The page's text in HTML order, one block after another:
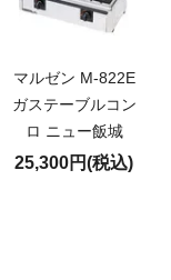
マルゼン M-822E
ガステーブルコン
ロ ニュー飯城
25,300円(税込)